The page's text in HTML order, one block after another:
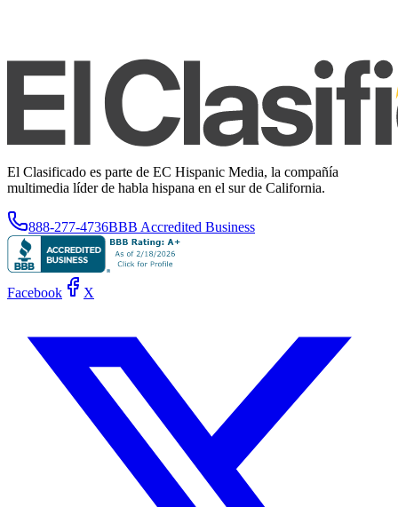
El Clasificado es parte de EC Hispanic Media, la compañía
multimedia líder de habla hispana en el sur de California.
888-277-4736BBB Accredited Business
Facebook X